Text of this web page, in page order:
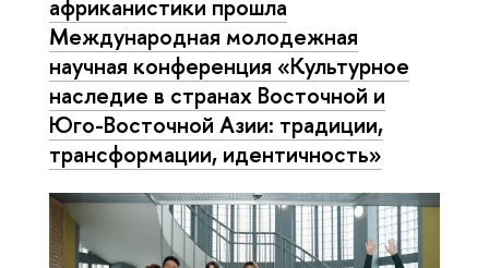
африканистики прошла
Международная молодежная
научная конференция «Культурное
наследие в странах Восточной и
Юго-Восточной Азии: традиции,
трансформации, идентичность»